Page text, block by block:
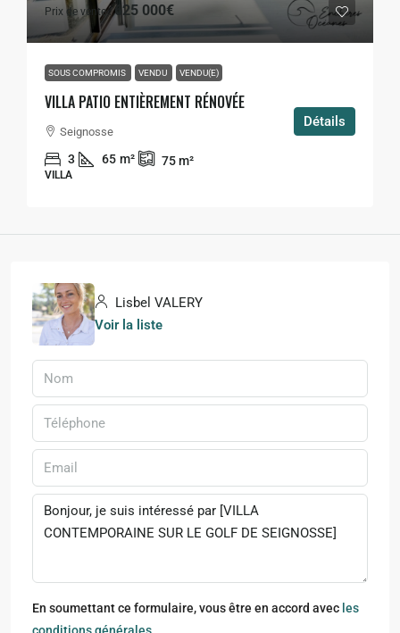
Prix de vente :625 000€
SOUS COMPROMIS VENDU VENDU(E)
VILLA PATIO ENTIÈREMENT RÉNOVÉE
Seignosse
3 65 m² 75m²
VILLA
Détails
Lisbel VALERY
Voir la liste
En soumettant ce formulaire, vous être en accord avec les
conditions générales